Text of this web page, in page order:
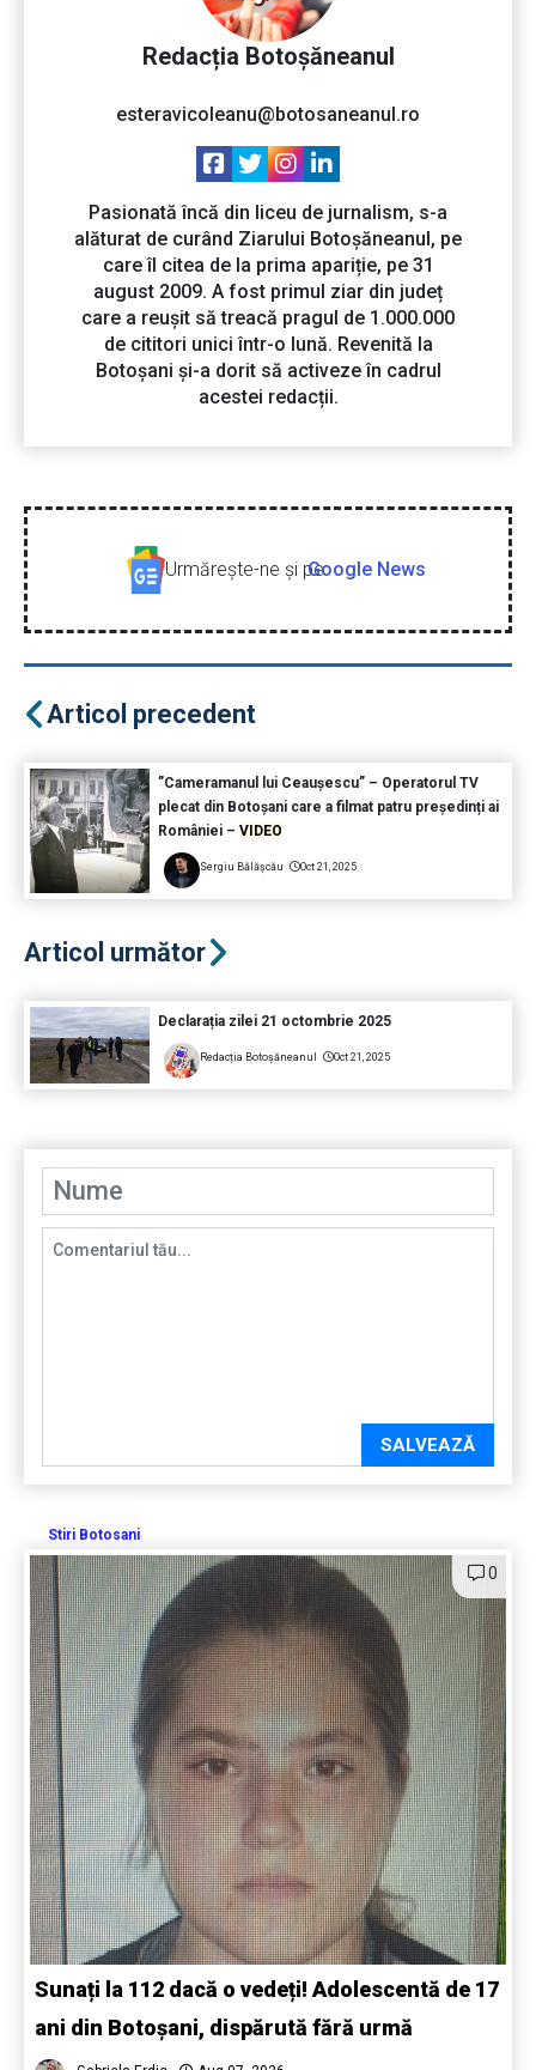
Redacția Botoșăneanul
esteravicoleanu@botosaneanul.ro
Pasionată încă din liceu de jurnalism, s-a
alăturat de curând Ziarului Botoșăneanul, pe
care îl citea de la prima apariție, pe 31
august 2009. A fost primul ziar din județ
care a reușit să treacă pragul de 1.000.000
de cititori unici într-o lună. Revenită la
Botoșani și-a dorit să activeze în cadrul
acestei redacții.
Urmăreşte-ne şi peGoogle News
Articol precedent
”Cameramanul lui Ceaușescu” – Operatorul TV
plecat din Botoșani care a filmat patru președinți ai
României – VIDEO
Sergiu Bălășcău Oct 21, 2025
Articol următor
Declarația zilei 21 octombrie 2025
Redacția Botoșăneanul Oct 21, 2025
SALVEAZĂ
Stiri Botosani
0
Sunați la 112 dacă o vedeți! Adolescentă de 17
ani din Botoșani, dispărută fără urmă